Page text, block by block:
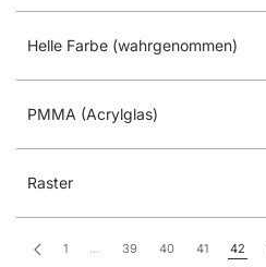
Helle Farbe (wahrgenommen)
PMMA (Acrylglas)
Raster
1 … 39 40 41 42